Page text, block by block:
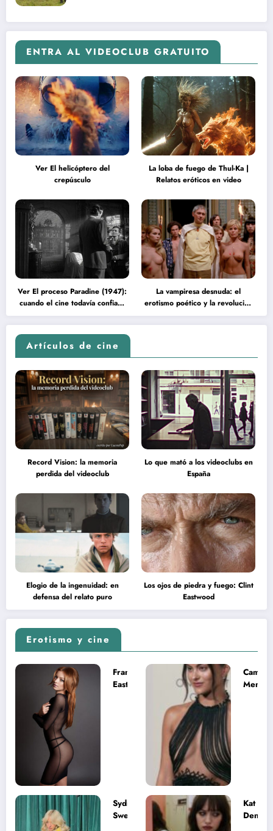
ENTRA AL VIDEOCLUB GRATUITO
Ver El helicóptero del
crepúsculo
La loba de fuego de Thul-Ka |
Relatos eróticos en video
Ver El proceso Paradine (1947):
cuando el cine todavía confiaba
en la inteligencia del espectador
La vampiresa desnuda: el
erotismo poético y la revolución
psicodélica de Jean Rollin
Artículos de cine
Record Vision: la memoria
perdida del videoclub
Lo que mató a los videoclubs en
España
Elogio de la ingenuidad: en
defensa del relato puro
Los ojos de piedra y fuego: Clint
Eastwood
Erotismo y cine
Francesca
Eastwood y
Camila
Mendes
Sydney
Sweeney
Kat